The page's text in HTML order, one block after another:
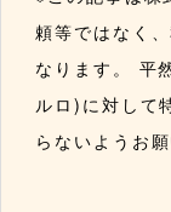
頼等ではなく
なります。 平
ルロ)に対して
らないようお